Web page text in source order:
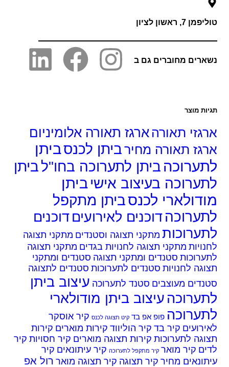
7, ראשון לציון
מחוברים גם ב
מוצר
תאורהארגז תאורה אלומיניום
תאורה מחיר ביתן לכנסביתן
ביתן לתערוכה בחו"לביתן
בעיצוב אישיביתן
לכנסביתן מתקפל
דוכנים לאירועיםדוכנים
מתקני תצוגה וסטנדים מתקני תצוגה
מתקני תצוגה לחנויות בגדים מתקני תצוגה
סטנדים ומתקני תצוגה סטנדים ומתקני
לחנויות סטנדים לתערוכות סטנדים לתצוגה
מעוצבים סטנד לתערוכה עיצוב ביתן
עיצוב ביתן מודולארי
פופ אפ בד קיט תצוגה לכנס קיר אוסקר
קיר בד קיר הוליווד קירות מוארים קירות
לתערוכות קירות תצוגה מוארים קיר חסויות קיר
קיר מואר קיר מתקפל לתערוכה קיר עיתונאים קיר
מחיר קיר תצוגה קיר תצוגה מואר רול אפ